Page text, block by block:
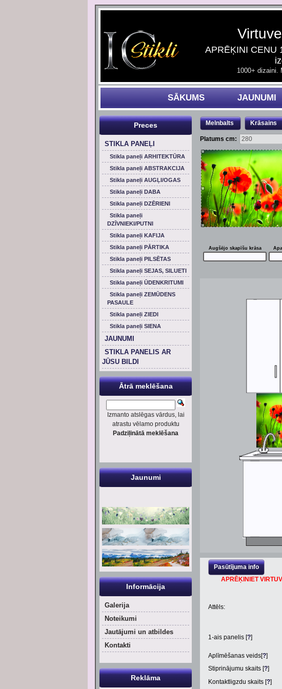
APRĒĶINI CENU
1000+ dizaini.
SĀKUMS JAUNUMI
Melnbalts Krāsains
Platums cm:
Augšējo skapīšu krāsa
Pasūtījuma info
APRĒĶINIET
Attēls:
1-ais panelis [?]
Aplīmēšanas veids[?]
Stiprinājumu skaits [?]
Kontaktligzdu skaits [?]
Preces
STIKLA PANEĻI
Stikla paneļi ARHITEKTŪRA
Stikla paneļi ABSTRAKCIJA
Stikla paneļi AUGĻI/OGAS
Stikla paneļi DABA
Stikla paneļi DZĒRIENI
Stikla paneļi
DZĪVNIEKI/PUTNI
Stikla paneļi KAFIJA
Stikla paneļi PĀRTIKA
Stikla paneļi PILSĒTAS
Stikla paneļi SEJAS, SILUETI
Stikla paneļi ŪDENKRITUMI
Stikla paneļi ZEMŪDENS
PASAULE
Stikla paneļi ZIEDI
Stikla paneļi SIENA
JAUNUMI
STIKLA PANELIS AR
JŪSU BILDI
Ātrā meklēšana
Izmanto atslēgas vārdus, lai
atrastu vēlamo produktu
Padziļinātā meklēšana
Jaunumi
Informācija
Galerija
Noteikumi
Jautājumi un atbildes
Kontakti
Reklāma